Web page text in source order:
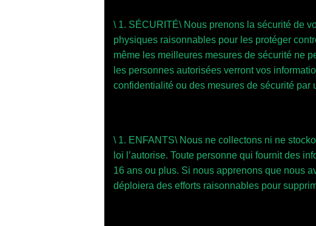
\ 1. SÉCURITÉ\ Nous prenons la sécurité de
physiques raisonnables pour les protéger
même les meilleures mesures de sécurité ne
les personnes autorisées verront vos
confidentialité ou des mesures de sécurité par
\ 1. ENFANTS\ Nous ne collectons ni ne
loi l’autorise. Toute personne qui fournit des
16 ans ou plus. Si nous apprenons que nous
déploiera des efforts raisonnables pour